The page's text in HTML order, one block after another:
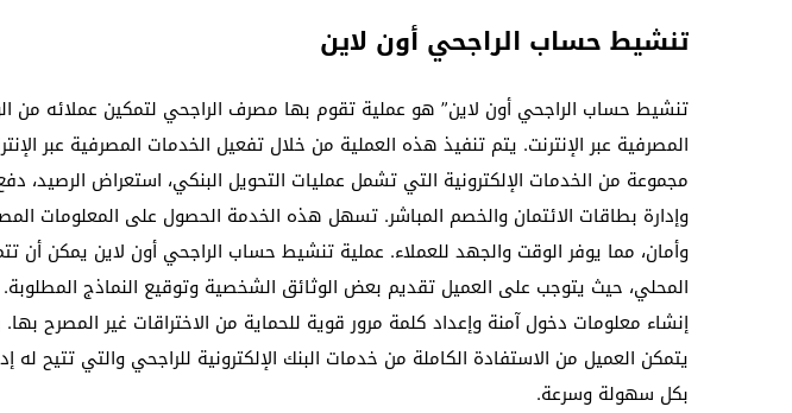
تنشيط حساب الراجحي أون لاين
تنشيط حساب الراجحي أون لاين” هو عملية تقوم بها مصرف الراجحي لتمكين عملائه من
المصرفية عبر الإنترنت. يتم تنفيذ هذه العملية من خلال تفعيل الخدمات المصرفية عبر
مجموعة من الخدمات الإلكترونية التي تشمل عمليات التحويل البنكي، استعراض الرصيد، دفع
وإدارة بطاقات الائتمان والخصم المباشر. تسهل هذه الخدمة الحصول على المعلومات
وأمان، مما يوفر الوقت والجهد للعملاء. عملية تنشيط حساب الراجحي أون لاين يمكن أن
المحلي، حيث يتوجب على العميل تقديم بعض الوثائق الشخصية وتوقيع النماذج
إنشاء معلومات دخول آمنة وإعداد كلمة مرور قوية للحماية من الاختراقات غير المصرح
يتمكن العميل من الاستفادة الكاملة من خدمات البنك الإلكترونية للراجحي والتي تتيح له
بكل سهولة وسرعة.